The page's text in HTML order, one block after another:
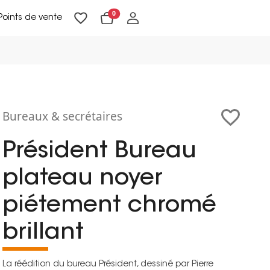
de vente 0
Bureaux & secrétaires
Président Bureau
plateau noyer
piétement chromé
brillant
La réédition du bureau Président, dessiné par Pierre